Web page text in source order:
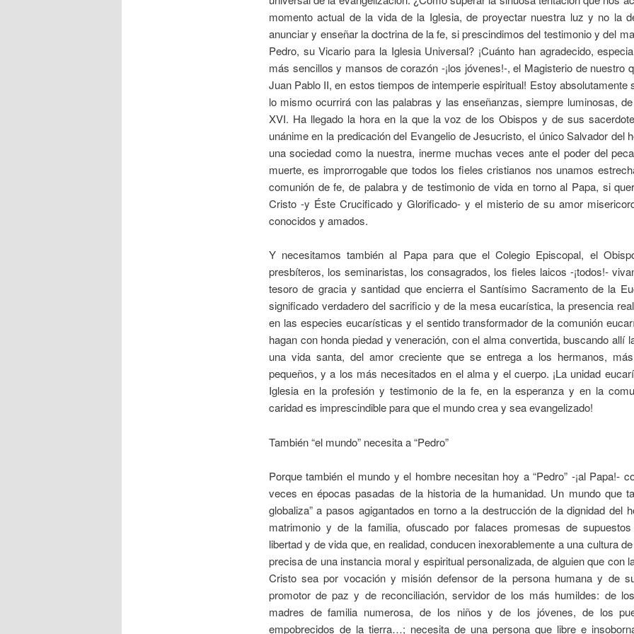
momento actual de la vida de la Iglesia, de proyectar nuestra luz y no la
anunciar y enseñar la doctrina de la fe, si prescindimos del testimonio y del
Pedro, su Vicario para la Iglesia Universal? ¡Cuánto han agradecido,
más sencillos y mansos de corazón -¡los jóvenes!-, el Magisterio de nuestro
Juan Pablo II, en estos tiempos de intemperie espiritual! Estoy absolutamente
lo mismo ocurrirá con las palabras y las enseñanzas, siempre luminosas,
XVI. Ha llegado la hora en la que la voz de los Obispos y de sus
unánime en la predicación del Evangelio de Jesucristo, el único Salvador del
una sociedad como la nuestra, inerme muchas veces ante el poder del
muerte, es improrrogable que todos los fieles cristianos nos unamos
comunión de fe, de palabra y de testimonio de vida en torno al Papa, si
Cristo -y Éste Crucificado y Glorificado- y el misterio de su amor
conocidos y amados.
Y necesitamos también al Papa para que el Colegio Episcopal, el
presbíteros, los seminaristas, los consagrados, los fieles laicos -¡todos!-
tesoro de gracia y santidad que encierra el Santísimo Sacramento de la
significado verdadero del sacrificio y de la mesa eucarística, la presencia
en las especies eucarísticas y el sentido transformador de la comunión
hagan con honda piedad y veneración, con el alma convertida, buscando allí
una vida santa, del amor creciente que se entrega a los hermanos,
pequeños, y a los más necesitados en el alma y el cuerpo. ¡La unidad
Iglesia en la profesión y testimonio de la fe, en la esperanza y en la
caridad es imprescindible para que el mundo crea y sea evangelizado!
También “el mundo” necesita a “Pedro”
Porque también el mundo y el hombre necesitan hoy a “Pedro” -¡al Papa!-
veces en épocas pasadas de la historia de la humanidad. Un mundo que
globaliza” a pasos agigantados en torno a la destrucción de la dignidad del
matrimonio y de la familia, ofuscado por falaces promesas de
libertad y de vida que, en realidad, conducen inexorablemente a una cultura
precisa de una instancia moral y espiritual personalizada, de alguien que con
Cristo sea por vocación y misión defensor de la persona humana y de
promotor de paz y de reconciliación, servidor de los más humildes: de
madres de familia numerosa, de los niños y de los jóvenes, de los
empobrecidos de la tierra…; necesita de una persona que libre e